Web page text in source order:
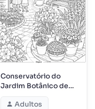
Conservatório do
Jardim Botânico de
Maio
Adultos